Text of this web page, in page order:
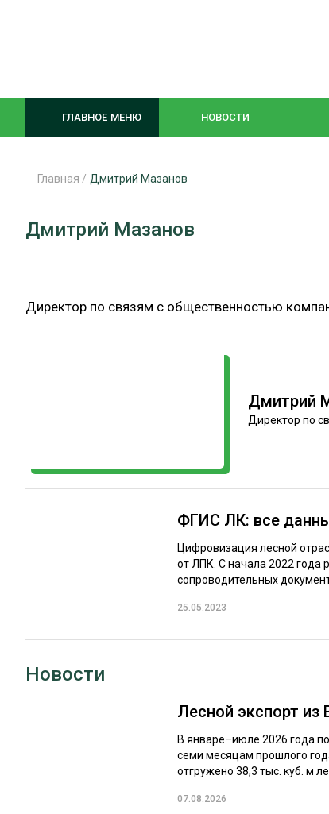
ГЛАВНОЕ МЕНЮ НОВОСТИ
ЛЕСНОЕ ХОЗЯЙСТВО
ЦИФРОВАЯ СРЕДА
ПРОИЗВОДСТВО ДРЕВЕСНЫХ ПЛИТ
ЭКСПЕРТНОЕ МНЕНИЕ
Главная / Дмитрий Мазанов
Дмитрий Мазанов
Директор по связям с общественностью
Дмитрий
Директор по
ФГИС ЛК: все
Цифровизация лесной
от ЛПК. С начала 2022 года
сопроводительных
25.05.2023
Новости
Лесной экспорт
В январе–июле 2026 года
семи месяцам прошлого
отгружено 38,3 тыс. куб. м
07.08.2026